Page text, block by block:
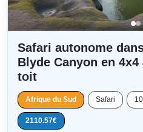
Safari autonome
Blyde Canyon en
toit
Afrique du Sud Safari
2110.57€